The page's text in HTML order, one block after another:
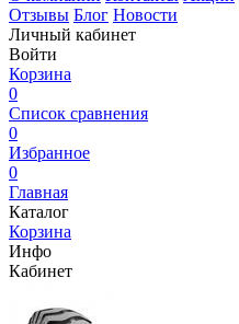
Отзывы Блог Новости
Личный кабинет
Войти
Корзина
0
Список сравнения
0
Избранное
0
Главная
Каталог
Корзина
Инфо
Кабинет